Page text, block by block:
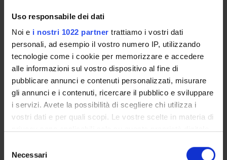
Uso responsabile dei dati
Noi e i nostri 1022 partner trattiamo i vostri dati
personali, ad esempio il vostro numero IP, utilizzando
tecnologie come i cookie per memorizzare e accedere
alle informazioni sul vostro dispositivo al fine di
pubblicare annunci e contenuti personalizzati, misurare
gli annunci e i contenuti, ricercare il pubblico e sviluppare
i servizi. Avete la possibilità di scegliere chi utilizza i
vostri dati e per quali scopi. Le vostre scelte in materia di
modificare o revocare il proprio consenso in qualsiasi
delNecessari
Avvisi relativi al corso
Seminari relativi al corso
Per visualizzare la struttura dell'insegnamento a cui questo
modulo appartiene, consultare
organizzazione
dell'insegnamento
Presentazione
Come iscriversi e Requisiti di ammissione
Insegnamenti